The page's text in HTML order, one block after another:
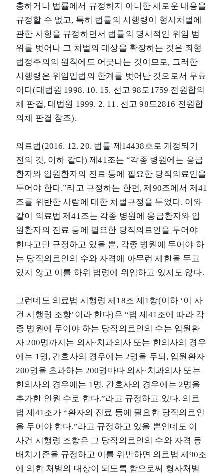
충하거나 법률에서 규정하지 아니한 새로운 내용을
규정할 수 없고, 특히 법률의 시행령이 형사처벌에
관한 사항을 규정하면서 법률의 명시적인 위임 범
위를 벗어나 그 처벌의 대상을 확장하는 것은 죄형
법정주의의 원칙에도 어긋나는 것이므로, 그러한
시행령은 위임입법의 한계를 벗어난 것으로서 무효
이다(대법원 1998. 10. 15. 선고 98도1759 전원합의
체 판결, 대법원 1999. 2. 11. 선고 98도2816 전원합
의체 판결 참조).
의료법(2016. 12. 20. 법률 제14438호로 개정되기
전의 것, 이하 같다) 제41조는 “각종 병원에는 응급
환자와 입원환자의 진료 등에 필요한 당직의료인을
두어야 한다.”라고 규정하는 한편, 제90조에서 제41
조를 위반한 사람에 대한 처벌규정을 두었다. 이와
같이 의료법 제41조는 각종 병원에 응급환자와 입
원환자의 진료 등에 필요한 당직의료인을 두어야
한다고만 규정하고 있을 뿐, 각종 병원에 두어야 하
는 당직의료인의 수와 자격에 아무런 제한을 두고
있지 않고 이를 하위 법령에 위임하고 있지도 않다.
그런데도 의료법 시행령 제18조 제1항(이하 ‘이 사
건 시행령 조항’이라 한다)은 “법 제41조에 따라 각
종 병원에 두어야 하는 당직의료인의 수는 입원환
자 200명까지는 의사·치과의사 또는 한의사의 경우
에는 1명, 간호사의 경우에는 2명을 두되, 입원환자
200명을 초과하는 200명마다 의사·치과의사 또는
한의사의 경우에는 1명, 간호사의 경우에는 2명을
추가한 인원 수로 한다.”라고 규정하고 있다. 의료
법 제41조가 “환자의 진료 등에 필요한 당직의료인
을 두어야 한다.”라고 규정하고 있을 뿐인데도 이
사건 시행령 조항은 그 당직의료인의 수와 자격 등
배치기준을 규정하고 이를 위반하면 의료법 제90조
에 의한 처벌의 대상이 되도록 함으로써 형사처벌